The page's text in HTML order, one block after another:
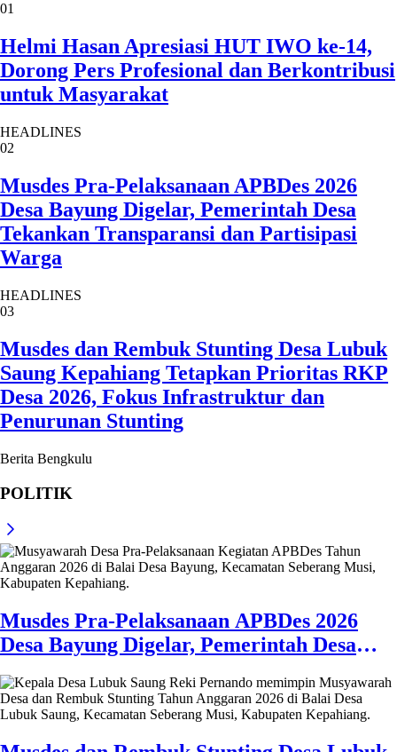
01
Helmi Hasan Apresiasi HUT IWO ke-14,
Dorong Pers Profesional dan Berkontribusi
untuk Masyarakat
HEADLINES
02
Musdes Pra-Pelaksanaan APBDes 2026
Desa Bayung Digelar, Pemerintah Desa
Tekankan Transparansi dan Partisipasi
Warga
HEADLINES
03
Musdes dan Rembuk Stunting Desa Lubuk
Saung Kepahiang Tetapkan Prioritas RKP
Desa 2026, Fokus Infrastruktur dan
Penurunan Stunting
Berita Bengkulu
POLITIK
Musdes Pra-Pelaksanaan APBDes 2026
Desa Bayung Digelar, Pemerintah Desa
Tekankan Transparansi dan Partisipasi
Warga